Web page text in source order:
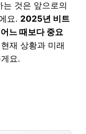
것은 앞으로의
요. 2025년 비트
느 때보다 중요
재 상황과 미래
요.